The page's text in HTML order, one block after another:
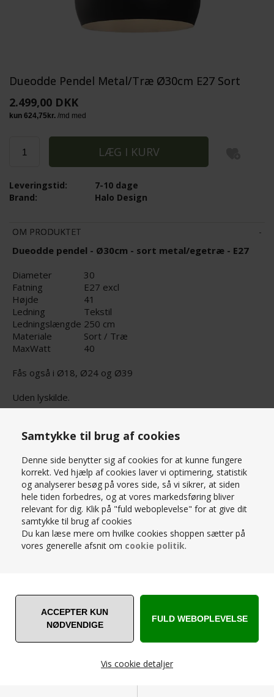
Samtykke til brug af cookies
Denne side benytter sig af cookies for at kunne fungere
korrekt. Ved hjælp af cookies laver vi optimering, statistik
og analyserer besøg på vores side, så vi sikrer, at siden
hele tiden forbedres, og at vores markedsføring bliver
relevant for dig. Klik på "fuld weboplevelse" for at give dit
samtykke til brug af cookies
Du kan læse mere om hvilke cookies shoppen sætter på
vores generelle afsnit om cookie politik.
Vis cookie detaljer
Dueodde Pendel Metal/Træ Ø30cm E27 Sort
2.499,00 DKK
7-10 dage
Leveringstid:
Halo Design
Brand:
OM PRODUKTET
Dueodde pendel - Ø30cm - sort metal/egetræ - E27
Diameter
30
Fatning
E27 excl
Højde
41
Ledning
Tekstil
Ledningslængde 250 cm
Materiale
Sort / Træ
MaxWatt
40
Fås også i Ø18, Ø24 og Ø39
Uden lyskilde.
SPØRG OS
RELATEREDE PRODUKTER